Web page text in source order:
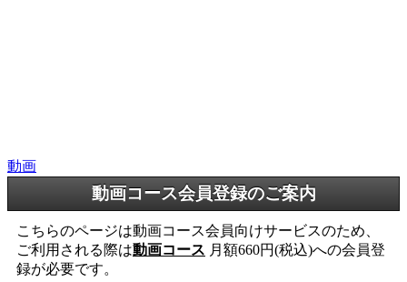
動画
動画コース会員登録のご案内
こちらのページは動画コース会員向けサービスのため、
ご利用される際は動画コース 月額660円(税込)への会員登
録が必要です。